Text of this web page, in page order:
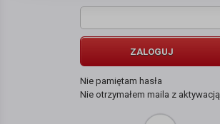
ZALOGUJ
Nie pamiętam hasła
Nie otrzymałem maila z aktywacją